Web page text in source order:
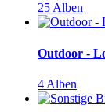
25 Alben
Outdoor -
4 Alben